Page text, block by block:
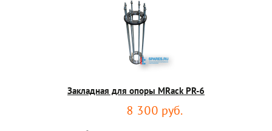
Закладная для опоры MRack PR-6
8 300 руб.